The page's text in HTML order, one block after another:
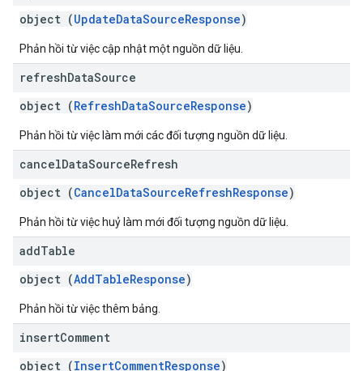
object (UpdateDataSourceResponse)
Phản hồi từ việc cập nhật một nguồn dữ liệu.
refreshDataSource
object (RefreshDataSourceResponse)
Phản hồi từ việc làm mới các đối tượng nguồn dữ liệu.
cancelDataSourceRefresh
object (CancelDataSourceRefreshResponse)
Phản hồi từ việc huỷ làm mới đối tượng nguồn dữ liệu.
addTable
object (AddTableResponse)
Phản hồi từ việc thêm bảng.
insertComment
object (InsertCommentResponse)